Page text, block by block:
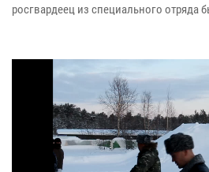
росгвардеец из специального отряда